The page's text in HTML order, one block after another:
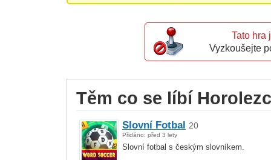
Tato hra
Vyzkoušejte
Těm co se líbí
Slovní Fotbal 20
Přidáno: před 3 lety
Slovní fotbal s českým slovníkem.